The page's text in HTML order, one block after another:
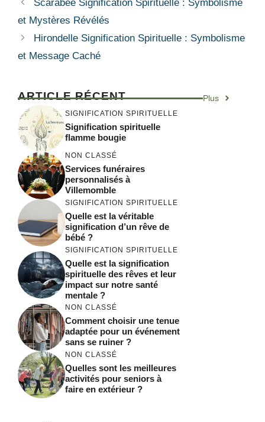
Scarabée Signification Spirituelle : Symbolisme
et Mystères Révélés
Hirondelle Signification Spirituelle : Symbolisme
et Message Caché
ARTICLE RÉCENT Plus
SIGNIFICATION SPIRITUELLE
Signification spirituelle
flamme bougie
NON CLASSÉ
Services funéraires
personnalisés à
Villemomble
SIGNIFICATION SPIRITUELLE
Quelle est la véritable
signification d’un rêve de
bébé ?
SIGNIFICATION SPIRITUELLE
Quelle est la signification
spirituelle des rêves et leur
impact sur notre santé
mentale ?
NON CLASSÉ
Comment choisir une tenue
adaptée pour un événement
sans se ruiner ?
NON CLASSÉ
Quelles sont les meilleures
activités pour seniors à
faire en extérieur ?